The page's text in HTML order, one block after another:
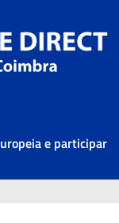
e participar